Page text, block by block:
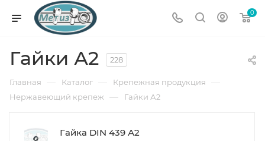
0
Гайки А2 228
Главная — Каталог — Крепежная продукция —
Нержавеющий крепеж — Гайки А2
Гайка DIN 439 А2